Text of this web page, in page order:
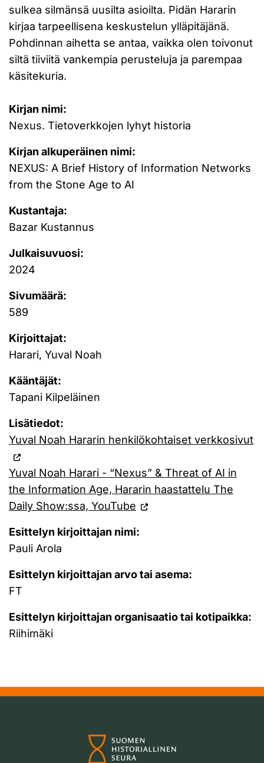
sulkea silmänsä uusilta asioilta. Pidän Hararin
kirjaa tarpeellisena keskustelun ylläpitäjänä.
Pohdinnan aihetta se antaa, vaikka olen toivonut
siltä tiiviitä vankempia perusteluja ja parempaa
käsitekuria.
Kirjan nimi:
Nexus. Tietoverkkojen lyhyt historia
Kirjan alkuperäinen nimi:
NEXUS: A Brief History of Information Networks
from the Stone Age to AI
Kustantaja:
Bazar Kustannus
Julkaisuvuosi:
2024
Sivumäärä:
589
Kirjoittajat:
Harari, Yuval Noah
Kääntäjät:
Tapani Kilpeläinen
Lisätiedot:
Yuval Noah Hararin henkilökohtaiset verkkosivut
Yuval Noah Harari - “Nexus” & Threat of AI in
the Information Age, Hararin haastattelu The
Daily Show:ssa, YouTube
Esittelyn kirjoittajan nimi:
Pauli Arola
Esittelyn kirjoittajan arvo tai asema:
FT
Esittelyn kirjoittajan organisaatio tai kotipaikka:
Riihimäki